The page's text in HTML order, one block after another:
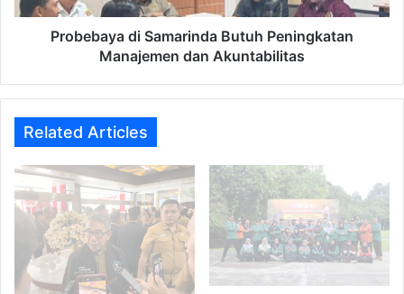
Probebaya di Samarinda Butuh Peningkatan
Manajemen dan Akuntabilitas
Related Articles